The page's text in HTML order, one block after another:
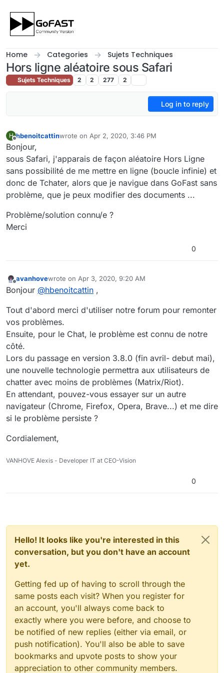
Home Categories Sujets Techniques
Hors ligne aléatoire sous Safari
Sujets Techniques 2 2 277 2
Log in to reply
H
Offline
hbenoitcattinwrote on Apr 2, 2020, 3:46 PM
last edited by
Bonjour,
sous Safari, j'apparais de façon aléatoire Hors Ligne
sans possibilité de me mettre en ligne (boucle infinie) et
donc de Tchater, alors que je navigue dans GoFast sans
problème, que je peux modifier des documents ...
Problème/solution connu/e ?
Merci
0
Offline
avanhovewrote on Apr 3, 2020, 9:20 AM
last edited by
Bonjour @hbenoitcattin ,
Tout d'abord merci d'utiliser notre forum pour remonter
vos problèmes.
Ensuite, pour le Chat, le problème est connu de notre
côté.
Lors du passage en version 3.8.0 (fin avril- debut mai),
une nouvelle technologie permettra aux utilisateurs de
chatter avec moins de problèmes (Matrix/Riot).
En attendant, pouvez-vous essayer sur un autre
navigateur (Chrome, Firefox, Opera, Brave...) et me dire
si le problème persiste ?
Cordialement,
VANHOVE Alexis - Developer IT at CEO-Vision
0
Hello! It looks like you're interested in this
conversation, but you don't have an account
yet.
Getting fed up of having to scroll through the
same posts each visit? When you register for
an account, you'll always come back to
exactly where you were before, and choose to
be notified of new replies (either via email, or
push notification). You'll also be able to save
bookmarks and upvote posts to show your
appreciation to other community members.